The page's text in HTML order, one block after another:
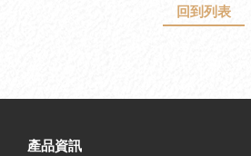
回到列表
產品資訊